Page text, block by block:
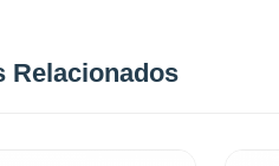
Relacionados